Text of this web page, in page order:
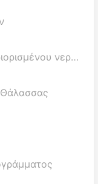
Αριθμός Συνεδριών πισίνας/περιορισμένου νερού